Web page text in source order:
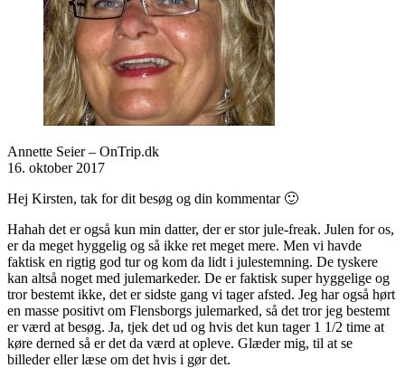
Annette Seier – OnTrip.dk
16. oktober 2017
Hej Kirsten, tak for dit besøg og din kommentar 🙂
Hahah det er også kun min datter, der er stor jule-freak. Julen for os,
er da meget hyggelig og så ikke ret meget mere. Men vi havde
faktisk en rigtig god tur og kom da lidt i julestemning. De tyskere
kan altså noget med julemarkeder. De er faktisk super hyggelige og
tror bestemt ikke, det er sidste gang vi tager afsted. Jeg har også hørt
en masse positivt om Flensborgs julemarked, så det tror jeg bestemt
er værd at besøg. Ja, tjek det ud og hvis det kun tager 1 1/2 time at
køre derned så er det da værd at opleve. Glæder mig, til at se
billeder eller læse om det hvis i gør det.